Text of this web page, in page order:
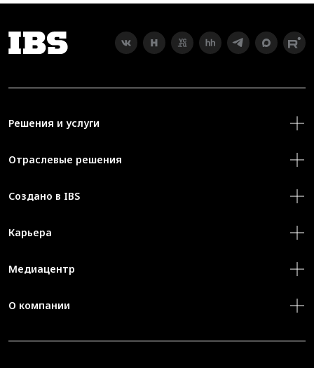
Решения и услуги
Отраслевые решения
Создано в IBS
Карьера
Медиацентр
О компании